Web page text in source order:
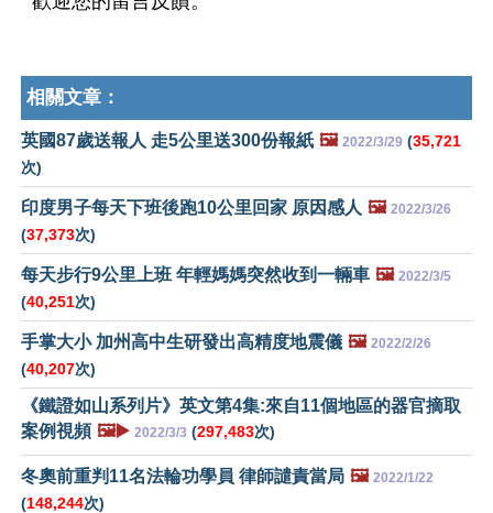
相關文章：
英國87歲送報人 走5公里送300份報紙 🖼️ 2022/3/29 (35,721
次)
印度男子每天下班後跑10公里回家 原因感人 🖼️ 2022/3/26
(37,373次)
每天步行9公里上班 年輕媽媽突然收到一輛車 🖼️ 2022/3/5
(40,251次)
手掌大小 加州高中生研發出高精度地震儀 🖼️ 2022/2/26
(40,207次)
《鐵證如山系列片》英文第4集:來自11個地區的器官摘取
案例視頻 🖼️▶️ 2022/3/3 (297,483次)
冬奧前重判11名法輪功學員 律師譴責當局 🖼️ 2022/1/22
(148,244次)